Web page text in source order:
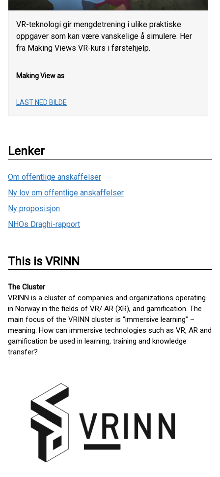
VR-teknologi gir mengdetrening i ulike praktiske
oppgaver som kan være vanskelige å simulere. Her
fra Making Views VR-kurs i førstehjelp.
Making View as
LAST NED BILDE
Lenker
Om offentlige anskaffelser
Ny lov om offentlige anskaffelser
Ny proposisjon
NHOs Draghi-rapport
This is VRINN
The Cluster
VRINN is a cluster of companies and organizations operating
in Norway in the fields of VR/ AR (XR), and gamification. The
main focus of the VRINN cluster is “immersive learning” –
meaning: How can immersive technologies such as VR, AR and
gamification be used in learning, training and knowledge
transfer?